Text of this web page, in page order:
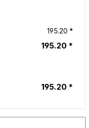
195.20 *
195.20 *
195.20 *